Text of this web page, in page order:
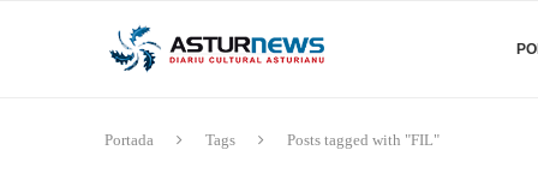
Portada Tags Posts tagged with "FIL"